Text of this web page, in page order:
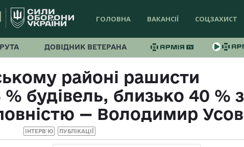
ГОЛОВНА ВАКАНСІЇ СОЦЗАХИСТ
ДОВІДНИК ВЕТЕРАНА
районі рашисти
будівель, близько 40 % з
— Володимир Усов
ІНТЕРВ`Ю ПУБЛІКАЦІЇ